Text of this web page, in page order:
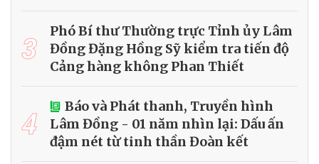
3
Phó Bí thư Thường trực Tỉnh ủy Lâm
Đồng Đặng Hồng Sỹ kiểm tra tiến độ
Cảng hàng không Phan Thiết
4
Báo và Phát thanh, Truyền hình
Lâm Đồng - 01 năm nhìn lại: Dấu ấn
đậm nét từ tinh thần Đoàn kết